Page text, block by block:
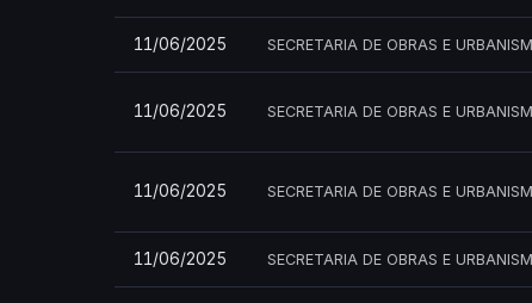
11/06/2025 SECRETARIA DE OBRAS E
11/06/2025 SECRETARIA DE OBRAS E
11/06/2025 SECRETARIA DE OBRAS E
11/06/2025 SECRETARIA DE OBRAS E